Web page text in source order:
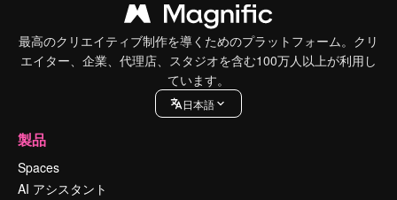
最高のクリエイティブ制作を導くためのプラットフォーム。クリ
エイター、企業、代理店、スタジオを含む100万人以上が利用し
ています。
日本語
製品
Spaces
AI アシスタント